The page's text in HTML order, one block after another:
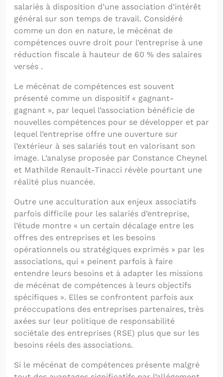
salariés à disposition d’une association d’intérêt
général sur son temps de travail. Considéré
comme un don en nature, le mécénat de
compétences ouvre droit pour l’entreprise à une
réduction fiscale à hauteur de 60 % des salaires
versés .
Le mécénat de compétences est souvent
présenté comme un dispositif « gagnant-
gagnant », par lequel l’association bénéficie de
nouvelles compétences pour se développer et par
lequel l’entreprise offre une ouverture sur
l’extérieur à ses salariés tout en valorisant son
image. L’analyse proposée par Constance Cheynel
et Mathilde Renault-Tinacci révèle pourtant une
réalité plus nuancée.
Outre une acculturation aux enjeux associatifs
parfois difficile pour les salariés d’entreprise,
l’étude montre « un certain décalage entre les
offres des entreprises et les besoins
opérationnels ou stratégiques exprimés » par les
associations, qui « peinent parfois à faire
entendre leurs besoins et à adapter les missions
de mécénat de compétences à leurs objectifs
spécifiques ». Elles se confrontent parfois aux
préoccupations des entreprises partenaires, très
axées sur leur politique de responsabilité
sociétale des entreprises (RSE) plus que sur les
besoins réels des associations.
Si le mécénat de compétences présente malgré